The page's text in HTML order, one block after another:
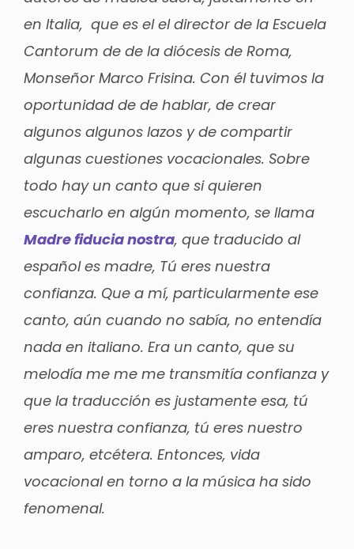
en Italia, que es el el director de la Escuela
Cantorum de de la diócesis de Roma,
Monseñor Marco Frisina. Con él tuvimos la
oportunidad de de hablar, de crear
algunos algunos lazos y de compartir
algunas cuestiones vocacionales. Sobre
todo hay un canto que si quieren
escucharlo en algún momento, se llama
Madre fiducia nostra, que traducido al
español es madre, Tú eres nuestra
confianza. Que a mí, particularmente ese
canto, aún cuando no sabía, no entendía
nada en italiano. Era un canto, que su
melodía me me me transmitía confianza y
que la traducción es justamente esa, tú
eres nuestra confianza, tú eres nuestro
amparo, etcétera. Entonces, vida
vocacional en torno a la música ha sido
fenomenal.